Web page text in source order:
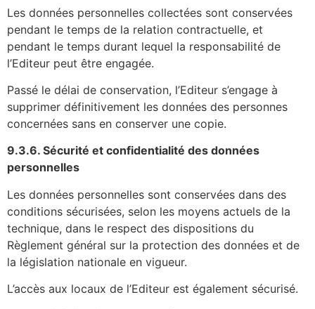
Les données personnelles collectées sont conservées
pendant le temps de la relation contractuelle, et
pendant le temps durant lequel la responsabilité de
l’Editeur peut être engagée.
Passé le délai de conservation, l’Editeur s’engage à
supprimer définitivement les données des personnes
concernées sans en conserver une copie.
9.3.6. Sécurité et confidentialité des données
personnelles
Les données personnelles sont conservées dans des
conditions sécurisées, selon les moyens actuels de la
technique, dans le respect des dispositions du
Règlement général sur la protection des données et de
la législation nationale en vigueur.
L’accès aux locaux de l’Editeur est également sécurisé.